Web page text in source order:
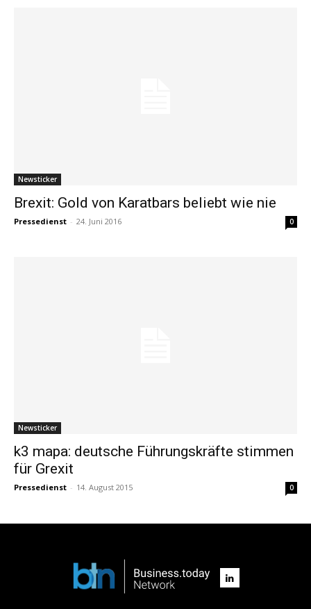
Newsticker
Brexit: Gold von Karatbars beliebt wie nie
Pressedienst - 24. Juni 2016 0
Newsticker
k3 mapa: deutsche Führungskräfte stimmen
für Grexit
Pressedienst - 14. August 2015 0